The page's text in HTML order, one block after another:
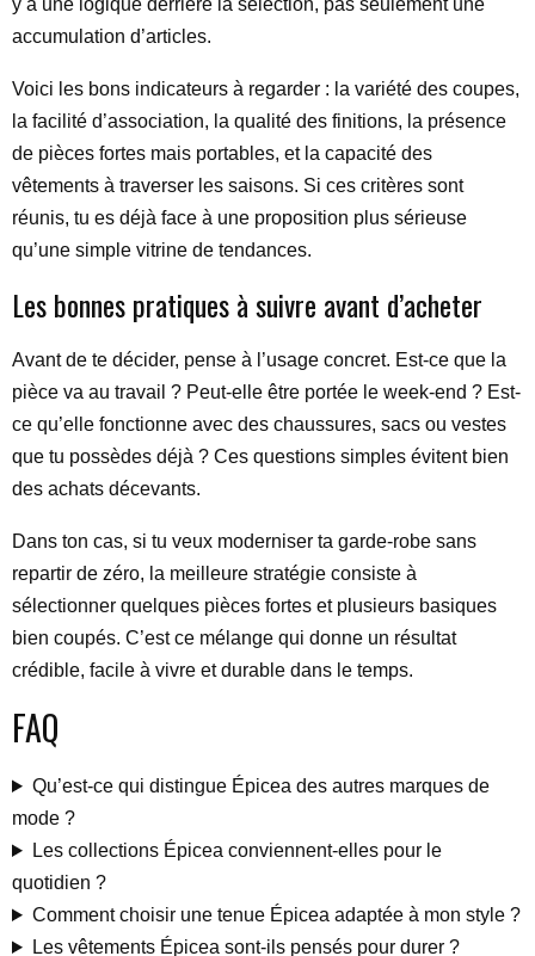
y a une logique derrière la sélection, pas seulement une
accumulation d’articles.
Voici les bons indicateurs à regarder : la variété des coupes,
la facilité d’association, la qualité des finitions, la présence
de pièces fortes mais portables, et la capacité des
vêtements à traverser les saisons. Si ces critères sont
réunis, tu es déjà face à une proposition plus sérieuse
qu’une simple vitrine de tendances.
Les bonnes pratiques à suivre avant d’acheter
Avant de te décider, pense à l’usage concret. Est-ce que la
pièce va au travail ? Peut-elle être portée le week-end ? Est-
ce qu’elle fonctionne avec des chaussures, sacs ou vestes
que tu possèdes déjà ? Ces questions simples évitent bien
des achats décevants.
Dans ton cas, si tu veux moderniser ta garde-robe sans
repartir de zéro, la meilleure stratégie consiste à
sélectionner quelques pièces fortes et plusieurs basiques
bien coupés. C’est ce mélange qui donne un résultat
crédible, facile à vivre et durable dans le temps.
FAQ
Qu’est-ce qui distingue Épicea des autres marques de
mode ?
Les collections Épicea conviennent-elles pour le
quotidien ?
Comment choisir une tenue Épicea adaptée à mon style ?
Les vêtements Épicea sont-ils pensés pour durer ?